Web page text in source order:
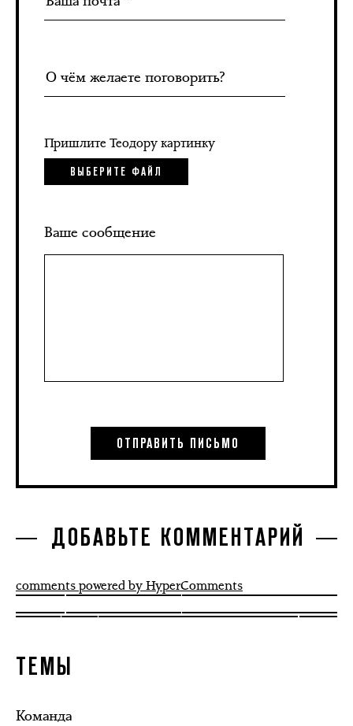
Пришлите Теодору картинку
ВЫБЕРИТЕ ФАЙЛ
Ваше сообщение
ДОБАВЬТЕ КОММЕНТАРИЙ
comments powered by HyperComments
ТЕМЫ
Команда